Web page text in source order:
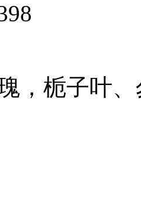
，栀子叶